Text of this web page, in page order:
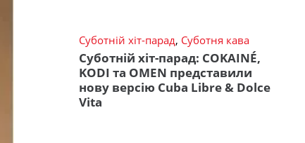
Суботній хіт-парад, Суботня кава
Суботній хіт-парад: COKAINÉ,
KODI та OMEN представили
нову версію Cuba Libre & Dolce
Vita